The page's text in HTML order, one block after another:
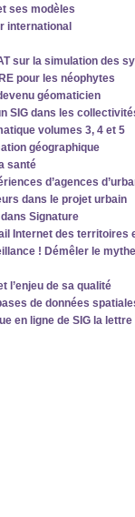
ses modèles
international
sur la simulation des
pour les néophytes
géomaticien
SIG dans les
volumes 3, 4 et 5
géographique
santé
d’agences
dans le projet urbain
Signature
Internet des territoires
! Démêler le
l’enjeu de sa qualité
de données
en ligne de SIG la lettre